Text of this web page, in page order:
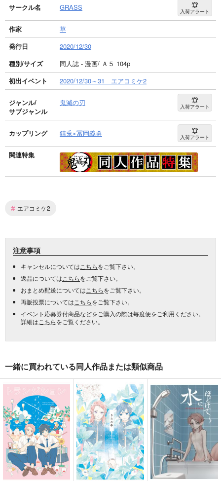
サークル名 GRASS 入荷アラート
作家
草
発行日
2020/12/30
種別/サイズ
同人誌 - 漫画/ Ａ５ 104p
初出イベント
2020/12/30～31 エアコミケ2
ジャンル/
サブジャンル
鬼滅の刃 入荷アラート
カップリング 錆兎×冨岡義勇 入荷アラート
関連特集
# エアコミケ2
注意事項
キャンセルについては こちらをご覧下さい。
返品については こちらをご覧下さい。
おまとめ配送については こちらをご覧下さい。
再販投票については こちらをご覧下さい。
イベント応募券付商品などをご購入の際は毎度便をご利用ください。
詳細は こちらをご覧ください。
一緒に買われている同人作品または類似商品